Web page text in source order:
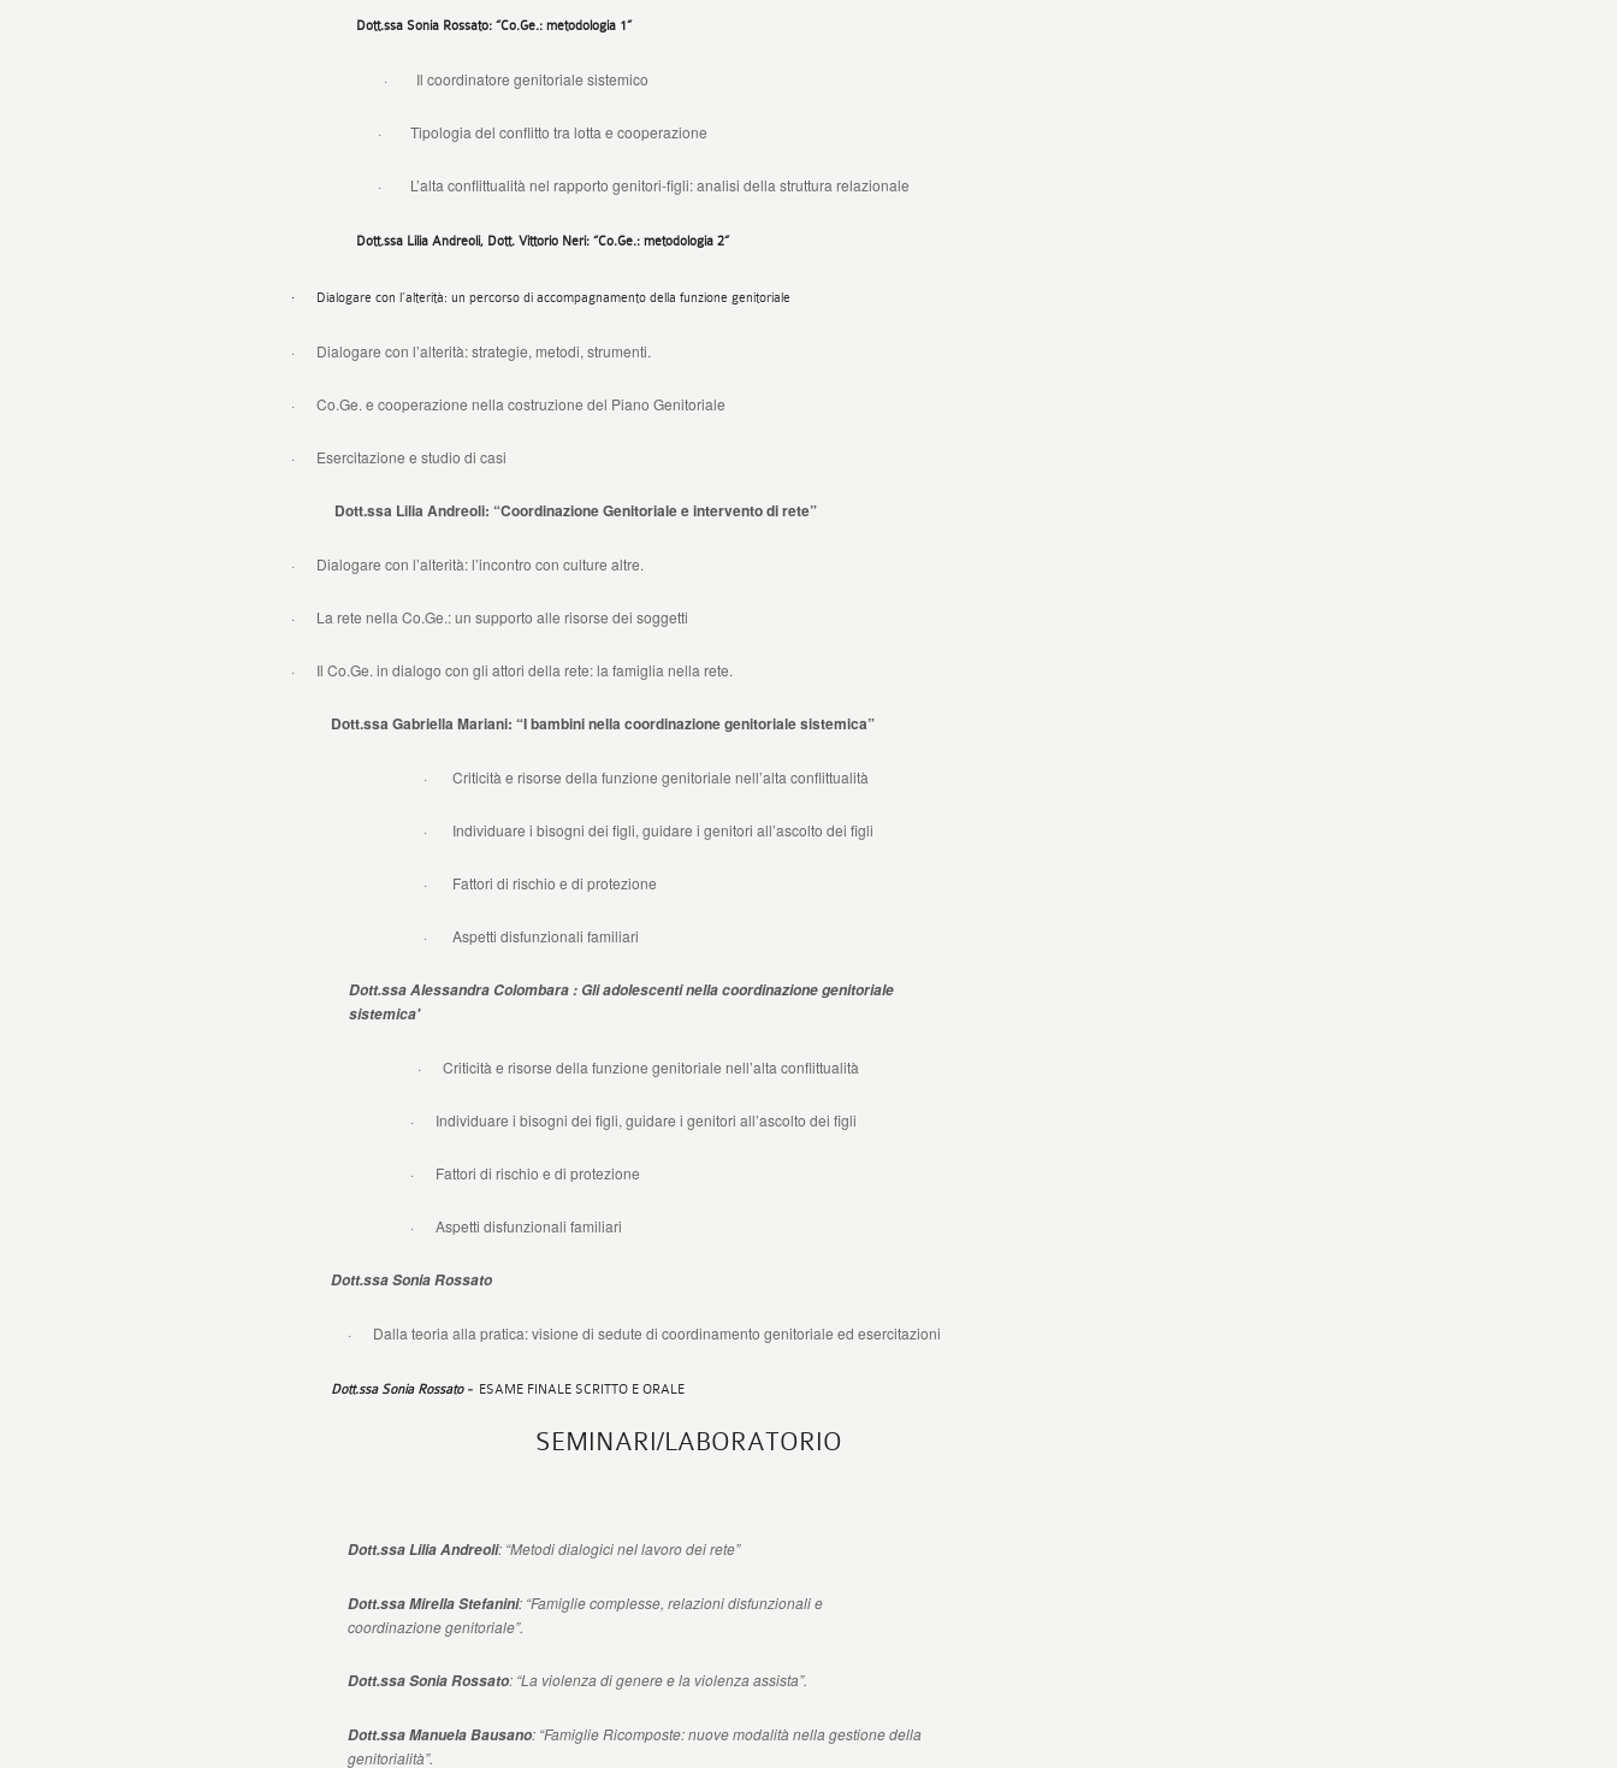
Dott.ssa Sonia Rossato: “Co.Ge.: metodologia 1”
· Il coordinatore genitoriale sistemico
· Tipologia del conflitto tra lotta e cooperazione
· L’alta conflittualità nel rapporto genitori-figli: analisi della struttura relazionale
Dott.ssa Lilia Andreoli, Dott. Vittorio Neri: “Co.Ge.: metodologia 2”
· Dialogare con l’alterità: un percorso di accompagnamento della funzione genitoriale
· Dialogare con l’alterità: strategie, metodi, strumenti.
· Co.Ge. e cooperazione nella costruzione del Piano Genitoriale
· Esercitazione e studio di casi
Dott.ssa Lilia Andreoli: “Coordinazione Genitoriale e intervento di rete”
· Dialogare con l’alterità: l’incontro con culture altre.
· La rete nella Co.Ge.: un supporto alle risorse dei soggetti
· Il Co.Ge. in dialogo con gli attori della rete: la famiglia nella rete.
Dott.ssa Gabriella Mariani: “I bambini nella coordinazione genitoriale sistemica”
· Criticità e risorse della funzione genitoriale nell’alta conflittualità
· Individuare i bisogni dei figli, guidare i genitori all’ascolto dei figli
· Fattori di rischio e di protezione
· Aspetti disfunzionali familiari
Dott.ssa Alessandra Colombara : Gli adolescenti nella coordinazione genitoriale
sistemica'
· Criticità e risorse della funzione genitoriale nell’alta conflittualità
· Individuare i bisogni dei figli, guidare i genitori all’ascolto dei figli
· Fattori di rischio e di protezione
· Aspetti disfunzionali familiari
Dott.ssa Sonia Rossato
· Dalla teoria alla pratica: visione di sedute di coordinamento genitoriale ed esercitazioni
Dott.ssa Sonia Rossato - ESAME FINALE SCRITTO E ORALE
SEMINARI/LABORATORIO
Dott.ssa Lilia Andreoli: “Metodi dialogici nel lavoro dei rete”
Dott.ssa Mirella Stefanini: “Famiglie complesse, relazioni disfunzionali e
coordinazione genitoriale”.
Dott.ssa Sonia Rossato: “La violenza di genere e la violenza assista”.
Dott.ssa Manuela Bausano: “Famiglie Ricomposte: nuove modalità nella gestione della
genitorialità”.